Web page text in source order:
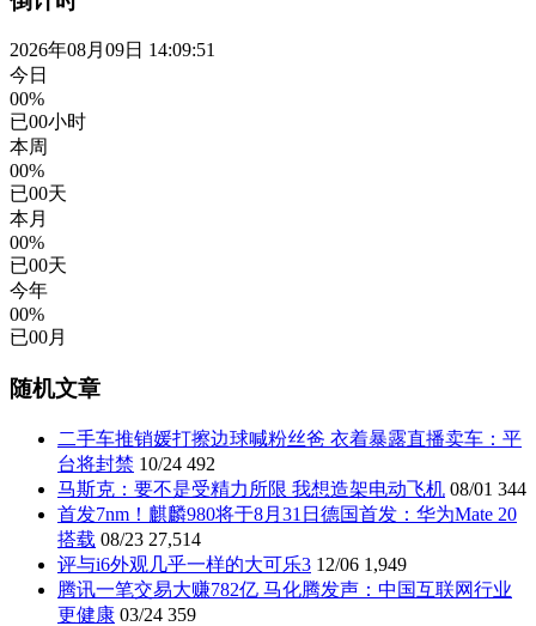
2026年08月09日 14:09:51
今日
00%
已00小时
本周
00%
已00天
本月
00%
已00天
今年
00%
已00月
随机文章
二手车推销媛打擦边球喊粉丝爸 衣着暴露直播卖车：平
台将封禁 10/24 492
马斯克：要不是受精力所限 我想造架电动飞机 08/01 344
首发7nm！麒麟980将于8月31日德国首发：华为Mate 20
搭载 08/23 27,514
评与i6外观几乎一样的大可乐3 12/06 1,949
腾讯一笔交易大赚782亿 马化腾发声：中国互联网行业
更健康 03/24 359